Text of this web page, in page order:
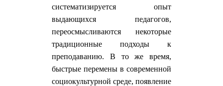
систематизируется опыт
выдающихся педагогов,
переосмысливаются некоторые
традиционные подходы к
преподаванию. В то же время,
быстрые перемены в современной
социокультурной среде, появление